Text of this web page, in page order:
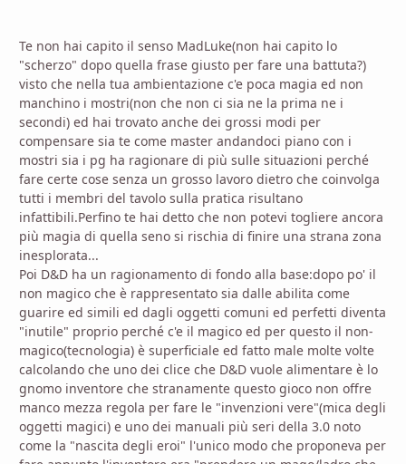
Te non hai capito il senso MadLuke(non hai capito lo
"scherzo" dopo quella frase giusto per fare una battuta?)
visto che nella tua ambientazione c'e poca magia ed non
manchino i mostri(non che non ci sia ne la prima ne i
secondi) ed hai trovato anche dei grossi modi per
compensare sia te come master andandoci piano con i
mostri sia i pg ha ragionare di più sulle situazioni perché
fare certe cose senza un grosso lavoro dietro che coinvolga
tutti i membri del tavolo sulla pratica risultano
infattibili.Perfino te hai detto che non potevi togliere ancora
più magia di quella seno si rischia di finire una strana zona
inesplorata...
Poi D&D ha un ragionamento di fondo alla base:dopo po' il
non magico che è rappresentato sia dalle abilita come
guarire ed simili ed dagli oggetti comuni ed perfetti diventa
"inutile" proprio perché c'e il magico ed per questo il non-
magico(tecnologia) è superficiale ed fatto male molte volte
calcolando che uno dei clice che D&D vuole alimentare è lo
gnomo inventore che stranamente questo gioco non offre
manco mezza regola per fare le "invenzioni vere"(mica degli
oggetti magici) e uno dei manuali più seri della 3.0 noto
come la "nascita degli eroi" l'unico modo che proponeva per